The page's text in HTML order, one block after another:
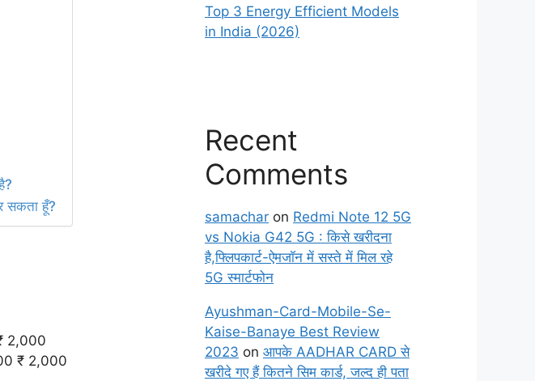
सकता हूँ?
₹ 2,000
₹ 2,000
Top 3 Energy Efficient Models
in India (2026)
Recent
Comments
samachar on Redmi Note 12 5G
vs Nokia G42 5G : किसे खरीदना
है,फ्लिपकार्ट-ऐमजॉन में सस्ते में मिल रहे
5G स्मार्टफोन
Ayushman-Card-Mobile-Se-
Kaise-Banaye Best Review
2023 on आपके AADHAR CARD से
खरीदे गए हैं कितने सिम कार्ड, जल्द ही पता